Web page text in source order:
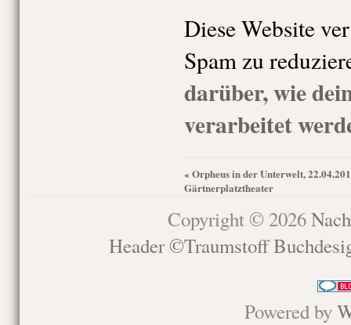
Diese Website
Spam zu
darüber, wie
verarbeitet
« Orpheus in der Unterwelt,
Gärtnerplatztheater
Copyright © 2026
Header ©Traumstoff
Powered by